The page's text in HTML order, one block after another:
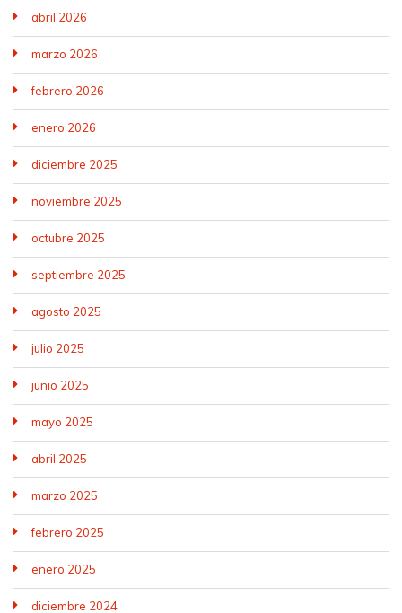
abril 2026
marzo 2026
febrero 2026
enero 2026
diciembre 2025
noviembre 2025
octubre 2025
septiembre 2025
agosto 2025
julio 2025
junio 2025
mayo 2025
abril 2025
marzo 2025
febrero 2025
enero 2025
diciembre 2024